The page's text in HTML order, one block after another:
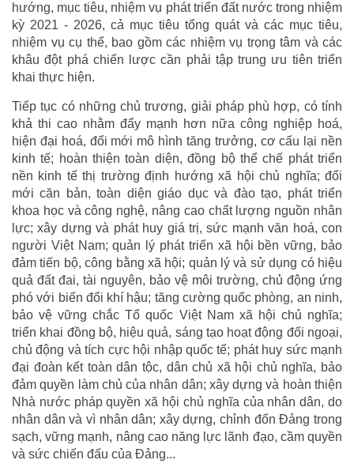
hướng, mục tiêu, nhiệm vụ phát triển đất nước trong nhiệm
kỳ 2021 - 2026, cả mục tiêu tổng quát và các mục tiêu,
nhiệm vụ cụ thể, bao gồm các nhiệm vụ trọng tâm và các
khâu đột phá chiến lược cần phải tập trung ưu tiên triển
khai thực hiện.
Tiếp tục có những chủ trương, giải pháp phù hợp, có tính
khả thi cao nhằm đẩy mạnh hơn nữa công nghiệp hoá,
hiện đại hoá, đổi mới mô hình tăng trưởng, cơ cấu lại nền
kinh tế; hoàn thiện toàn diện, đồng bộ thể chế phát triển
nền kinh tế thị trường định hướng xã hội chủ nghĩa; đổi
mới căn bản, toàn diện giáo dục và đào tạo, phát triển
khoa học và công nghệ, nâng cao chất lượng nguồn nhân
lực; xây dựng và phát huy giá trị, sức mạnh văn hoá, con
người Việt Nam; quản lý phát triển xã hội bền vững, bảo
đảm tiến bộ, công bằng xã hội; quản lý và sử dụng có hiệu
quả đất đai, tài nguyên, bảo vệ môi trường, chủ động ứng
phó với biến đổi khí hậu; tăng cường quốc phòng, an ninh,
bảo vệ vững chắc Tổ quốc Việt Nam xã hội chủ nghĩa;
triển khai đồng bộ, hiệu quả, sáng tạo hoạt động đối ngoại,
chủ động và tích cực hội nhập quốc tế; phát huy sức mạnh
đại đoàn kết toàn dân tộc, dân chủ xã hội chủ nghĩa, bảo
đảm quyền làm chủ của nhân dân; xây dựng và hoàn thiện
Nhà nước pháp quyền xã hội chủ nghĩa của nhân dân, do
nhân dân và vì nhân dân; xây dựng, chỉnh đốn Đảng trong
sạch, vững mạnh, nâng cao năng lực lãnh đạo, cầm quyền
và sức chiến đấu của Đảng...